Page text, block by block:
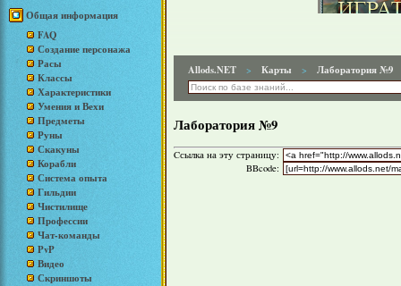
Общая информация
FAQ
Создание персонажа
Расы
Классы
Характеристики
Умения и Вехи
Предметы
Руны
Скакуны
Корабли
Система опыта
Гильдии
Чистилище
Профессии
Чат-команды
PvP
Видео
Скриншоты
Allods.NET > Карты > Лаборатория №9
Лаборатория №9
Cсылка на эту страницу:
BBcode: